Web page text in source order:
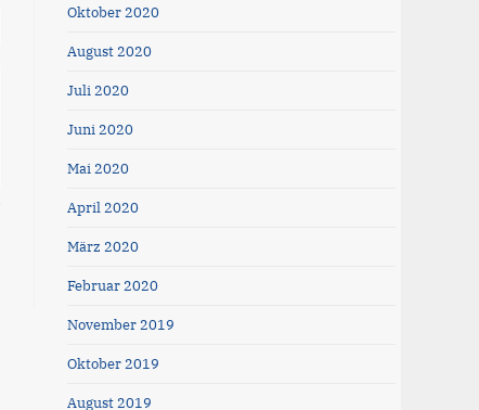
Oktober 2020
August 2020
Juli 2020
Juni 2020
Mai 2020
April 2020
März 2020
Februar 2020
November 2019
Oktober 2019
August 2019